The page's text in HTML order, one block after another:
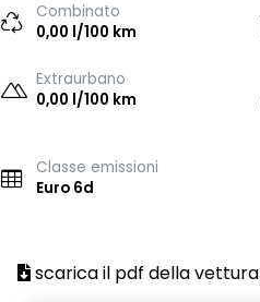
Combinato
0,00 l/100 km
Extraurbano
0,00 l/100 km
Classe emissioni
Euro 6d
scarica il pdf della vettura